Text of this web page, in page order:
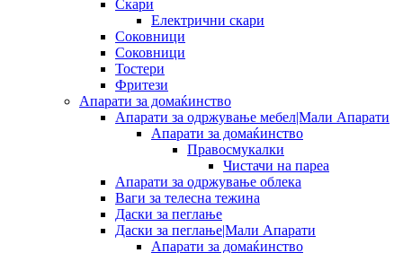
Скари
Електрични скари
Соковници
Соковници
Тостери
Фритези
Апарати за домаќинство
Апарати за одржување мебел|Мали Апарати
Апарати за домаќинство
Правосмукалки
Чистачи на пареа
Апарати за одржување облека
Ваги за телесна тежина
Даски за пеглање
Даски за пеглање|Мали Апарати
Апарати за домаќинство